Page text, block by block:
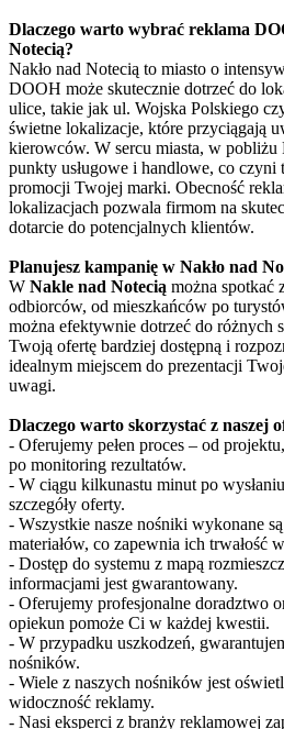
Dlaczego warto wybrać reklama
Notecią?
Nakło nad Notecią to miasto o
DOOH może skutecznie dotrzeć do
ulice, takie jak ul. Wojska Polskiego
świetne lokalizacje, które przyciągają
kierowców. W sercu miasta, w pobliżu
punkty usługowe i handlowe, co czyni
promocji Twojej marki. Obecność
lokalizacjach pozwala firmom na
dotarcie do potencjalnych klientów.
Planujesz kampanię w Nakło nad
W Nakle nad Notecią można spotkać
odbiorców, od mieszkańców po
można efektywnie dotrzeć do różnych
Twoją ofertę bardziej dostępną i
idealnym miejscem do prezentacji
uwagi.
Dlaczego warto skorzystać z naszej
- Oferujemy pełen proces – od
po monitoring rezultatów.
- W ciągu kilkunastu minut po
szczegóły oferty.
- Wszystkie nasze nośniki wykonane
materiałów, co zapewnia ich trwałość
- Dostęp do systemu z mapą
informacjami jest gwarantowany.
- Oferujemy profesjonalne doradztwo
opiekun pomoże Ci w każdej kwestii.
- W przypadku uszkodzeń,
nośników.
- Wiele z naszych nośników jest
widoczność reklamy.
- Nasi eksperci z branży reklamowej